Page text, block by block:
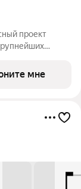
мне